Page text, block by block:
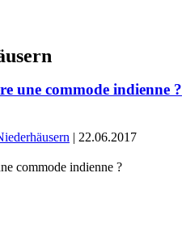
une commode indienne ?
| 22.06.2017